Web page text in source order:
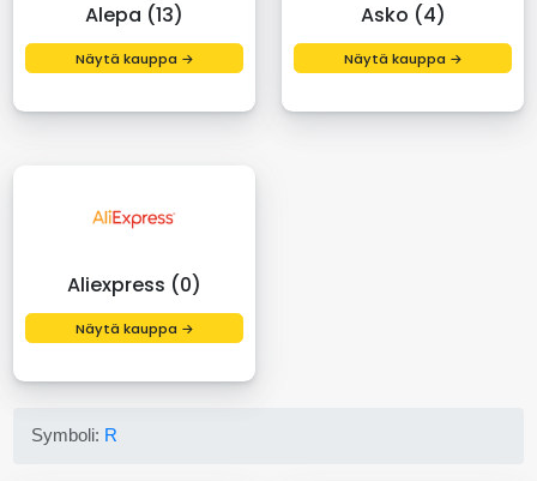
Alepa (13)
Näytä kauppa →
Asko (4)
Näytä kauppa →
Aliexpress (0)
Näytä kauppa →
Symboli: R